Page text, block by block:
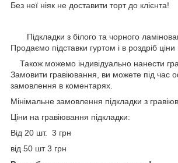
Без неї ніяк не доставити торт до клієнта!
Підкладки з білого та чорного
Продаємо підставки гуртом і в роздріб
Також можемо індивідуально нанести
Замовити гравіювання, ви можете під час
замовлення в коментарях.
Мінімальне замовлення підкладки з
Ціни на гравіювання підкладки:
Від 20 шт. 3 грн
від 50 шт 3 грн